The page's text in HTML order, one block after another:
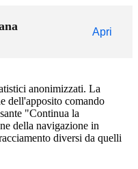
Apri
anonimizzati. La
dell'apposito comando
"Continua la
della navigazione in
diversi da quelli